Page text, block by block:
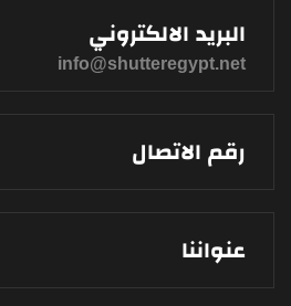
البريد الالكتروني
info@shutteregypt.net
رقم الاتصال
عنواننا